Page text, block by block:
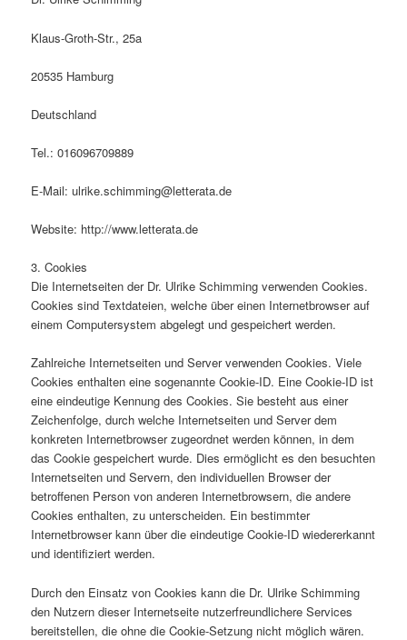
Klaus-Groth-Str., 25a
20535 Hamburg
Deutschland
Tel.: 016096709889
E-Mail: ulrike.schimming@letterata.de
Website: http://www.letterata.de
3. Cookies
Die Internetseiten der Dr. Ulrike Schimming verwenden Cookies.
Cookies sind Textdateien, welche über einen Internetbrowser auf
einem Computersystem abgelegt und gespeichert werden.
Zahlreiche Internetseiten und Server verwenden Cookies. Viele
Cookies enthalten eine sogenannte Cookie-ID. Eine Cookie-ID ist
eine eindeutige Kennung des Cookies. Sie besteht aus einer
Zeichenfolge, durch welche Internetseiten und Server dem
konkreten Internetbrowser zugeordnet werden können, in dem
das Cookie gespeichert wurde. Dies ermöglicht es den besuchten
Internetseiten und Servern, den individuellen Browser der
betroffenen Person von anderen Internetbrowsern, die andere
Cookies enthalten, zu unterscheiden. Ein bestimmter
Internetbrowser kann über die eindeutige Cookie-ID wiedererkannt
und identifiziert werden.
Durch den Einsatz von Cookies kann die Dr. Ulrike Schimming
den Nutzern dieser Internetseite nutzerfreundlichere Services
bereitstellen, die ohne die Cookie-Setzung nicht möglich wären.